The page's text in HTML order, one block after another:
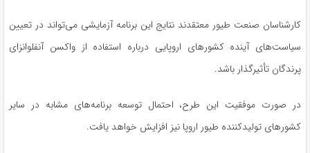
کارشناسان صنعت طیور معتقدند نتایج این برنامه آزمایشی می‌تواند در تعیین
سیاست‌های آینده کشورهای اروپایی درباره استفاده از واکسن آنفلوانزای
پرندگان تأثیرگذار باشد.
در صورت موفقیت این طرح، احتمال توسعه برنامه‌های مشابه در سایر
کشورهای تولیدکننده طیور اروپا نیز افزایش خواهد یافت.